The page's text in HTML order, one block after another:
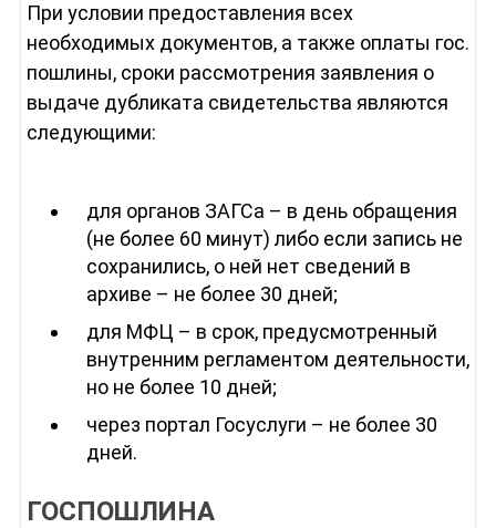
При условии предоставления всех
необходимых документов, а также оплаты гос.
пошлины, сроки рассмотрения заявления о
выдаче дубликата свидетельства являются
следующими:
для органов ЗАГСа – в день обращения
(не более 60 минут) либо если запись не
сохранились, о ней нет сведений в
архиве – не более 30 дней;
для МФЦ – в срок, предусмотренный
внутренним регламентом деятельности,
но не более 10 дней;
через портал Госуслуги – не более 30
дней.
ГОСПОШЛИНА